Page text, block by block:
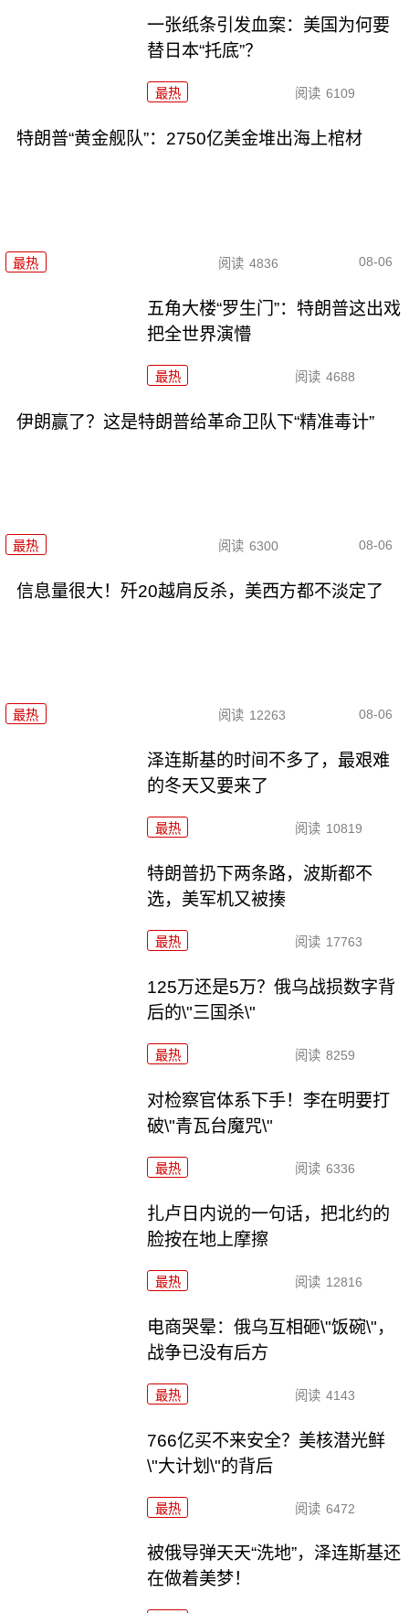
一张纸条引发血案：美国为何要
替日本“托底”？
最热 阅读 6109
特朗普“黄金舰队”：2750亿美金堆出海上棺材
最热 阅读 4836 08-06
五角大楼“罗生门”：特朗普这出戏
把全世界演懵
最热 阅读 4688
伊朗赢了？这是特朗普给革命卫队下“精准毒计”
最热 阅读 6300 08-06
信息量很大！歼20越肩反杀，美西方都不淡定了
最热 阅读 12263 08-06
泽连斯基的时间不多了，最艰难
的冬天又要来了
最热 阅读 10819
特朗普扔下两条路，波斯都不
选，美军机又被揍
最热 阅读 17763
125万还是5万？俄乌战损数字背
后的\"三国杀\"
最热 阅读 8259
对检察官体系下手！李在明要打
破\"青瓦台魔咒\"
最热 阅读 6336
扎卢日内说的一句话，把北约的
脸按在地上摩擦
最热 阅读 12816
电商哭晕：俄乌互相砸\"饭碗\"，
战争已没有后方
最热 阅读 4143
766亿买不来安全？美核潜光鲜
\"大计划\"的背后
最热 阅读 6472
被俄导弹天天“洗地”，泽连斯基还
在做着美梦！